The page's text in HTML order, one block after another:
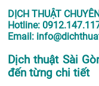
DỊCH THUẬT
Hotline:
Email:
Dịch thuật Sài
đến từng chi tiết